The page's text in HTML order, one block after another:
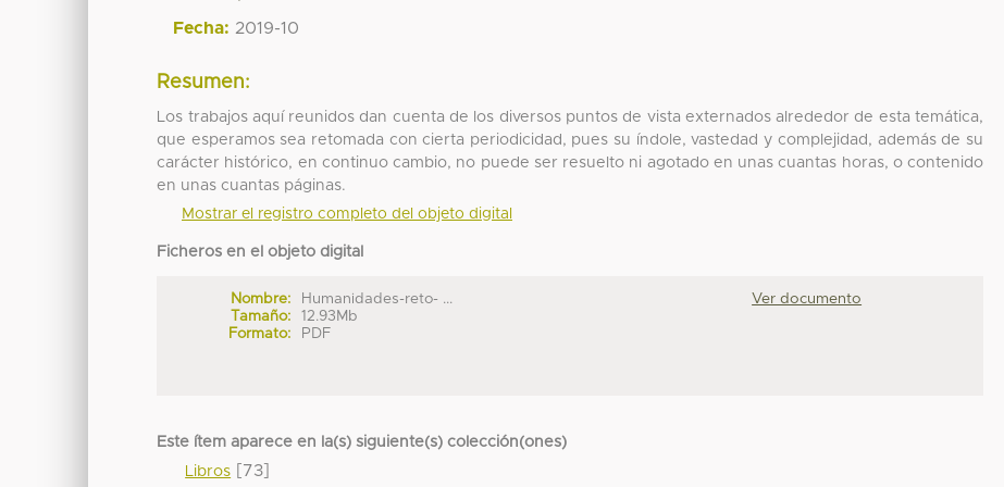
Fecha: 2019-10
Resumen:
Los trabajos aquí reunidos dan cuenta de los diversos puntos de vista externados alrededor de esta temática,
que esperamos sea retomada con cierta periodicidad, pues su índole, vastedad y complejidad, además de su
carácter histórico, en continuo cambio, no puede ser resuelto ni agotado en unas cuantas horas, o contenido
en unas cuantas páginas.
Mostrar el registro completo del objeto digital
Ficheros en el objeto digital
Nombre:
Humanidades-reto- ...
Tamaño:
12.93Mb
Formato:
PDF
Ver documento
Este ítem aparece en la(s) siguiente(s) colección(ones)
Libros [73]